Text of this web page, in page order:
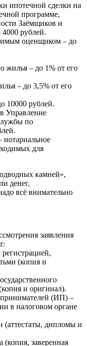
ипотечной сделки на
программе,
Заёмщиков и
рублей.
оценщиком – до
жилья – до 1% от его
– до 3,5% от его
10000 рублей.
Управление
по
для
камней»,
денег,
всё внимательно
заявления
(копия и
и оригинал).
(ИП) –
в налоговом органе
(аттестаты, дипломы и
заверенная